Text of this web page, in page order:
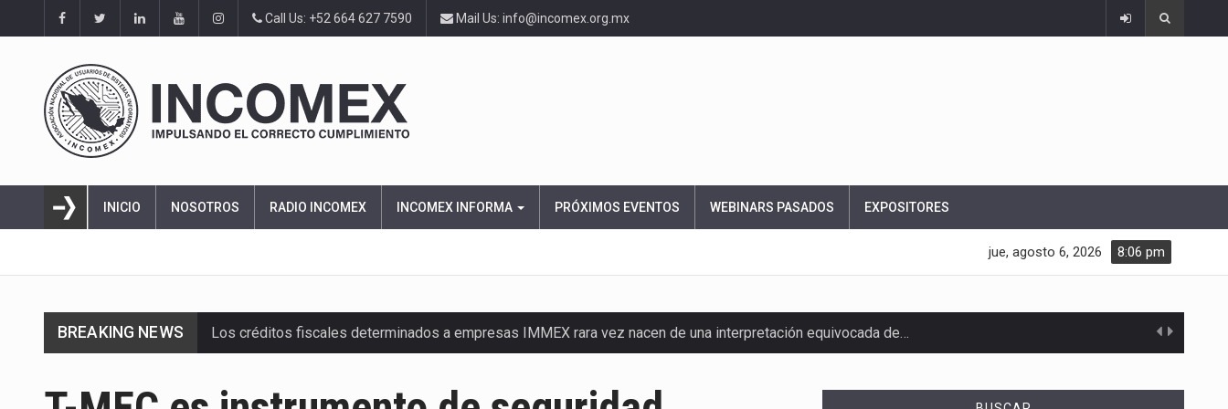
Call Us: +52 664 627 7590 Mail Us: info@incomex.org.mx
INICIO NOSOTROS RADIO INCOMEX INCOMEX INFORMA PRÓXIMOS EVENTOS WEBINARS PASADOS EXPOSITORES
8:06 pm
jue, agosto 6, 2026
BREAKING NEWS Los créditos fiscales determinados a empresas IMMEX rara vez nacen de una interpretación equivocada de…